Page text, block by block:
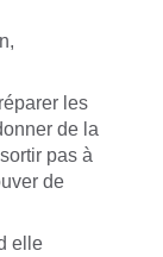
les
de la
pas à
de
elle